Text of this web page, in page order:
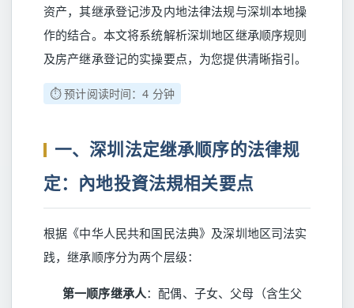
资产，其继承登记涉及内地法律法规与深圳本地操
作的结合。本文将系统解析深圳地区继承顺序规则
及房产继承登记的实操要点，为您提供清晰指引。
⏱️ 预计阅读时间：4 分钟
一、深圳法定继承顺序的法律规
定：內地投資法規相关要点
根据《中华人民共和国民法典》及深圳地区司法实
践，继承顺序分为两个层级：
第一顺序继承人：配偶、子女、父母（含生父